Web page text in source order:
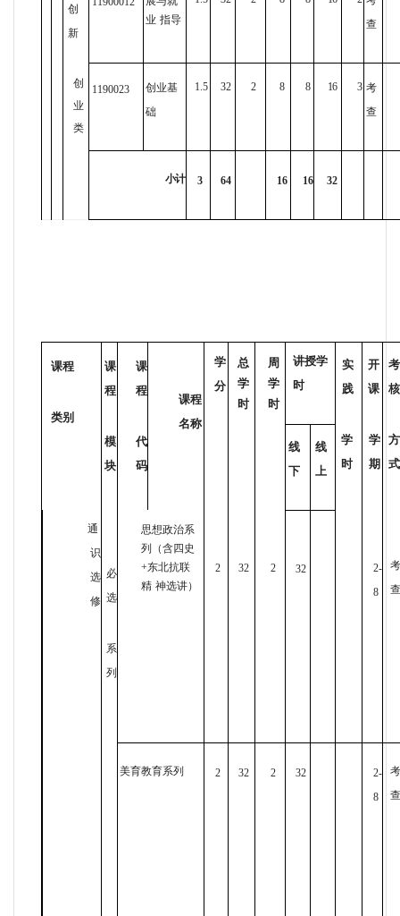
创
新
创
业
类
业 指导
查
1190023
创业基
础
1.5 32 2 8 8 16 3 考
查
小计 3 64 16 16 32
课程
类别
课
程
模
块
课
程
代
码
课程
名称
学
分
总
学
时
周
学
时
讲授学
时
实
践
学
时
开
课
学
期
考
核
方
式
线
下
线
上
通
识
选
修
必
选
系
列
思想政治系
列（含四史
+东北抗联
精 神选讲）
2 32 2 32
2-
8
考
查
美育教育系列 2 32 2 32
2-
8
考
查